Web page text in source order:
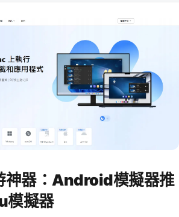
神器：Android模擬器推
模擬器